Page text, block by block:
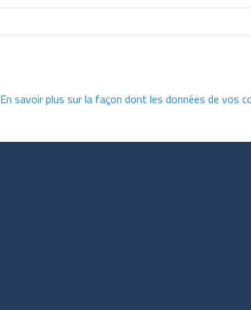
En savoir plus sur la façon dont les données de vos